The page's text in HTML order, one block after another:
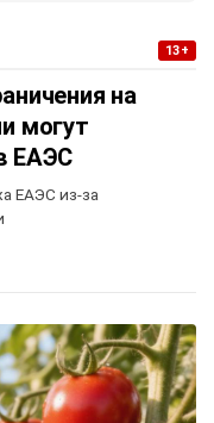
13+
на
могут
ЕАЭС
ЕАЭС из-за